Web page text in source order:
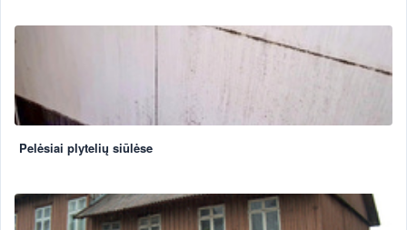
Pelėsiai plytelių siūlėse